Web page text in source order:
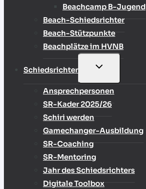
Beachcamp B-Jugend
Beach-Schiedsrichter
Beach-Stützpunkte
Beachplätze im HVNB
Schiedsrichter
UNTERMENÜ
Ansprechpersonen
SR-Kader 2025/26
Schiri werden
Gamechanger-Ausbildung
SR-Coaching
SR-Mentoring
Jahr des Schiedsrichters
Digitale Toolbox